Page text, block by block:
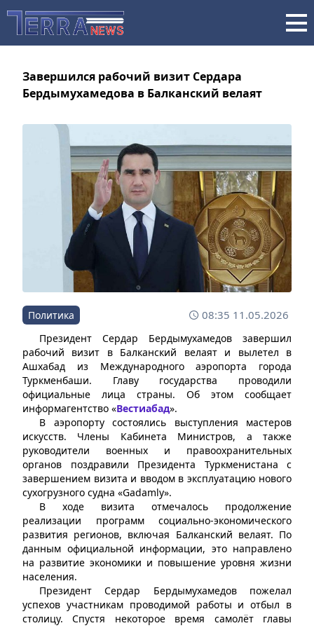
Завершился рабочий визит Сердара
Бердымухамедова в Балканский велаят
Политика 08:35 11.05.2026
Президент Сердар Бердымухамедов завершил
рабочий визит в Балканский велаят и вылетел в
Ашхабад из Международного аэропорта города
Туркменбаши. Главу государства проводили
официальные лица страны. Об этом сообщает
информагентство «Вестиабад».
В аэропорту состоялись выступления мастеров
искусств. Члены Кабинета Министров, а также
руководители военных и правоохранительных
органов поздравили Президента Туркменистана с
завершением визита и вводом в эксплуатацию нового
сухогрузного судна «Gadamly».
В ходе визита отмечалось продолжение
реализации программ социально-экономического
развития регионов, включая Балканский велаят. По
данным официальной информации, это направлено
на развитие экономики и повышение уровня жизни
населения.
Президент Сердар Бердымухамедов пожелал
успехов участникам проводимой работы и отбыл в
столицу. Спустя некоторое время самолёт главы